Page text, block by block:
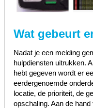
Wat gebeurt
Nadat je een melding
hulpdiensten uitrukken.
hebt gegeven wordt er
eerdergenoemde
locatie, de prioriteit, de
opschaling. Aan de